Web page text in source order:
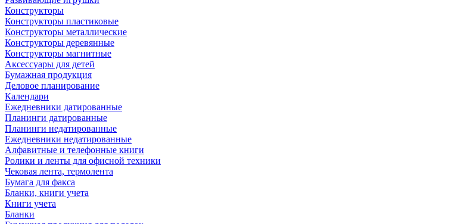
Конструкторы
Конструкторы пластиковые
Конструкторы металлические
Конструкторы деревянные
Конструкторы магнитные
Аксессуары для детей
Бумажная продукция
Деловое планирование
Календари
Ежедневники датированные
Планинги датированные
Планинги недатированные
Ежедневники недатированные
Алфавитные и телефонные книги
Ролики и ленты для офисной техники
Чековая лента, термолента
Бумага для факса
Бланки, книги учета
Книги учета
Бланки